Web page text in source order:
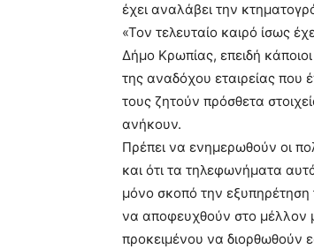
έχει αναλάβει την
«Τον τελευταίο καιρό ίσως
Δήμο Κρωπίας, επειδή
της αναδόχου εταιρείας που
τους ζητούν πρόσθετα
ανήκουν.
Πρέπει να ενημερωθούν οι
και ότι τα τηλεφωνήματα
μόνο σκοπό την
να αποφευχθούν στο μέλλον
προκειμένου να διορθωθούν